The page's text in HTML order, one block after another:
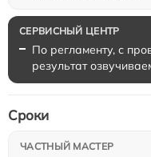
По регламенту, с
результат
Сроки